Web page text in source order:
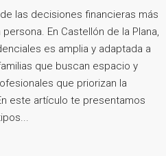
las decisiones financieras más
En Castellón de la Plana,
es amplia y adaptada a
que buscan espacio y
que priorizan la
este artículo te presentamos